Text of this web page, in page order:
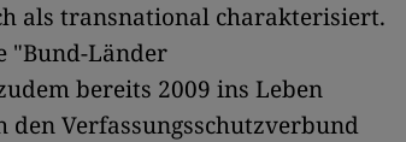
als transnational charakterisiert.
"Bund-Länder
bereits 2009 ins Leben
den Verfassungsschutzverbund